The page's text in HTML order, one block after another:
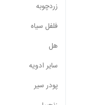
زردچوبه
فلفل سیاه
هل
سایر ادویه
پودر سیر